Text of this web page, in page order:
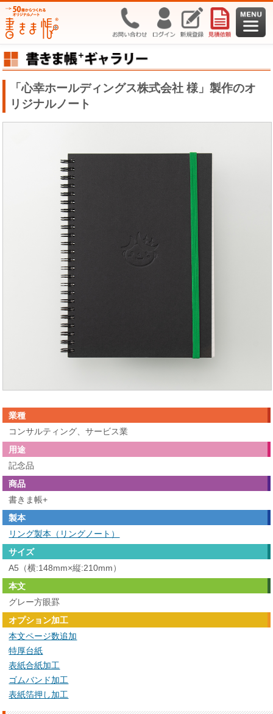
「心幸ホールディングス株式会社 様」製作のオ
リジナルノート
業種
コンサルティング、サービス業
用途
記念品
商品
書きま帳+
製本
リング製本（リングノート）
サイズ
A5（横:148mm×縦:210mm）
本文
グレー方眼罫
オプション加工
本文ページ数追加
特厚台紙
表紙合紙加工
ゴムバンド加工
表紙箔押し加工